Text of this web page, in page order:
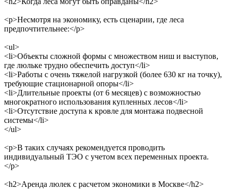
<p>Несмотря на экономику, есть сценарии, где леса
предпочтительнее:</p>
<ul>
<li>Объекты сложной формы с множеством ниш и выступов,
где люльке трудно обеспечить доступ</li>
<li>Работы с очень тяжелой нагрузкой (более 630 кг на точку),
требующие стационарной опоры</li>
<li>Длительные проекты (от 6 месяцев) с возможностью
многократного использования купленных лесов</li>
<li>Отсутствие доступа к кровле для монтажа подвесной
системы</li>
</ul>
<p>В таких случаях рекомендуется проводить
индивидуальный ТЭО с учетом всех переменных проекта.
</p>
<h2>Аренда люлек с расчетом экономики в Москве</h2>